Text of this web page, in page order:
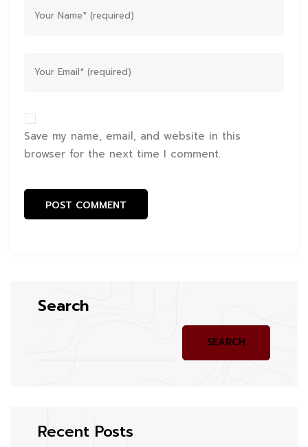
Save my name, email, and website in this
browser for the next time I comment.
Search
SEARCH
Recent Posts